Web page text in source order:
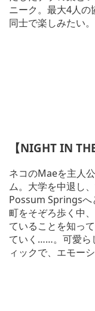
ニーク。最大4人の
同士で楽しみたい。
【NIGHT IN
ネコのMaeを主人
ム。大学を中退し
Possum Springsへ
町をそぞろ歩く中
ていることを知っ
ていく……。可愛ら
ィックで、エモー